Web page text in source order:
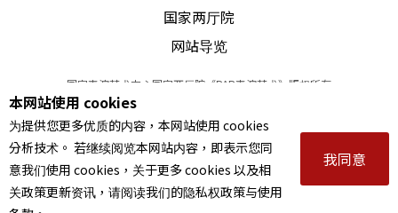
国家两厅院
网站导览
国家表演艺术中心国家两厅院《PAR表演艺术》版权所有
© 2022Performing arts redefined. All Rights Reserved
统一编号 Tax Id number 00973926
本站所提供相关演出资讯，如有异动应以主办单位公告为准。
服务条款｜隐私权声明｜著作权声明
本网站使用 cookies
为提供您更多优质的内容，本网站使用 cookies
分析技术。 若继续阅览本网站内容，即表示您同
意我们使用 cookies，关于更多 cookies 以及相
关政策更新资讯，请阅读我们的隐私权政策与使用
我同意